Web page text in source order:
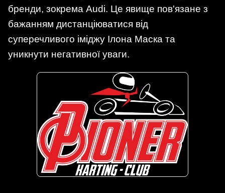
бренди, зокрема Audi. Це явище пов'язане з
бажанням дистанціюватися від
суперечливого іміджу Ілона Маска та
уникнути негативної уваги.